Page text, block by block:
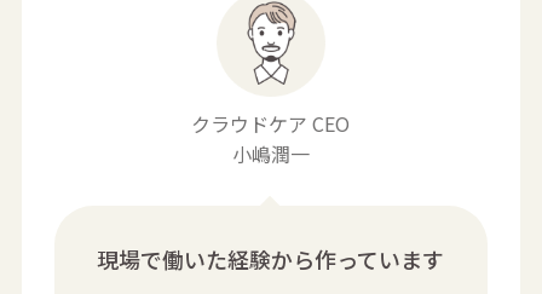
クラウドケア CEO
小嶋潤一
現場で働いた経験から作っています